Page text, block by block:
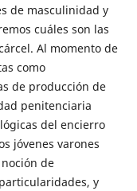
de masculinidad y
cuáles son las
Al momento de
como
de producción de
penitenciaria
del encierro
jóvenes varones
de
y